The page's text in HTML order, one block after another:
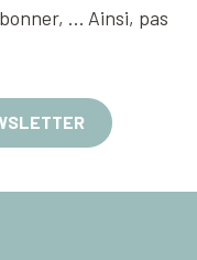
… Ainsi, pas